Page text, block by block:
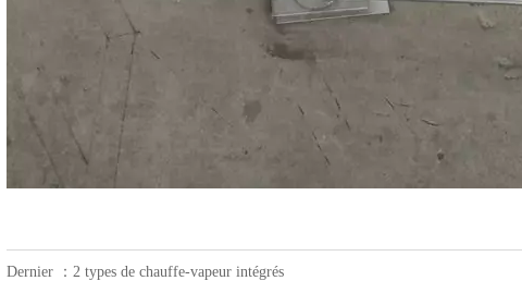
Dernier ： 2 types de chauffe-vapeur intégrés